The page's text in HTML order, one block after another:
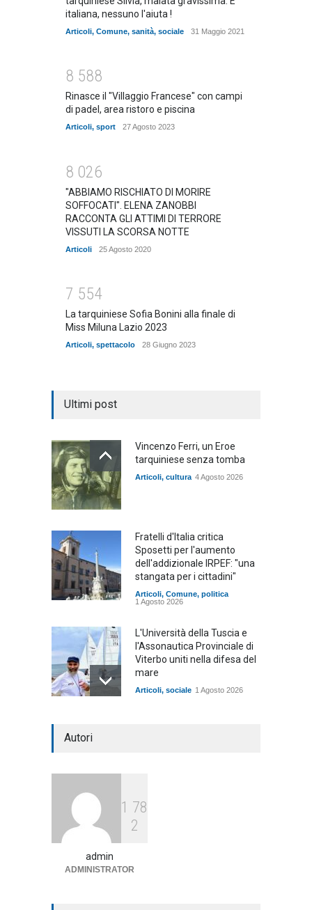
italiana, nessuno l'aiuta !
Articoli, Comune, sanità, sociale 31 Maggio 2021
8 588
Rinasce il "Villaggio Francese" con campi
di padel, area ristoro e piscina
Articoli, sport 27 Agosto 2023
8 026
"ABBIAMO RISCHIATO DI MORIRE
SOFFOCATI". ELENA ZANOBBI
RACCONTA GLI ATTIMI DI TERRORE
VISSUTI LA SCORSA NOTTE
Articoli 25 Agosto 2020
7 554
La tarquiniese Sofia Bonini alla finale di
Miss Miluna Lazio 2023
Articoli, spettacolo 28 Giugno 2023
Ultimi post
Vincenzo Ferri, un Eroe
tarquiniese senza tomba
Articoli, cultura 4 Agosto 2026
Fratelli d'Italia critica
Sposetti per l'aumento
dell'addizionale IRPEF: "una
stangata per i cittadini"
Articoli, Comune, politica
1 Agosto 2026
L'Università della Tuscia e
l'Assonautica Provinciale di
Viterbo uniti nella difesa del
mare
Articoli, sociale 1 Agosto 2026
Agricoltura, dal Governo
arrivano i pagamenti PAC, la
Autori
1 78
2
admin
ADMINISTRATOR